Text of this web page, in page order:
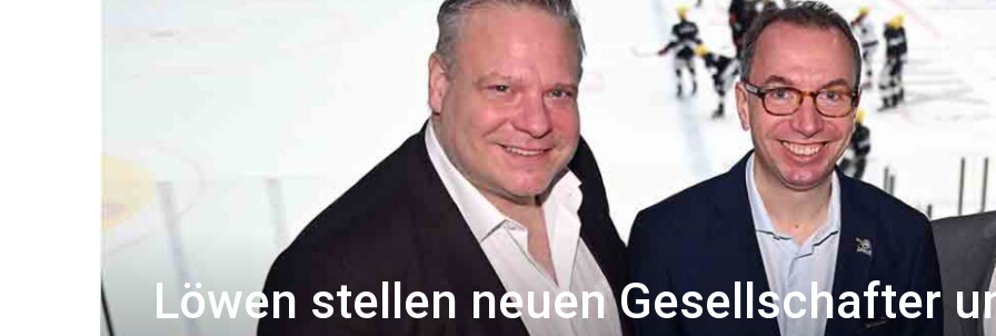
Löwen stellen neuen Gesellschafter